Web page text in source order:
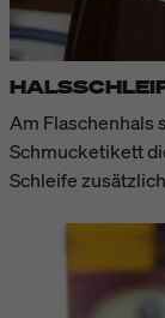
Am Flaschenhals
Schmucketikett
Schleife